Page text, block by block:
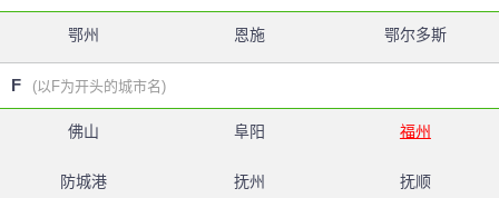
鄂州 恩施 鄂尔多斯
F (以F为开头的城市名)
佛山 阜阳 福州
防城港 抚州 抚顺